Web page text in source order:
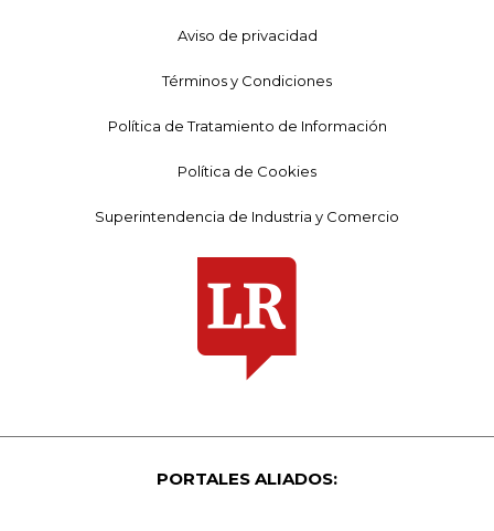
Aviso de privacidad
Términos y Condiciones
Política de Tratamiento de Información
Política de Cookies
Superintendencia de Industria y Comercio
PORTALES ALIADOS: